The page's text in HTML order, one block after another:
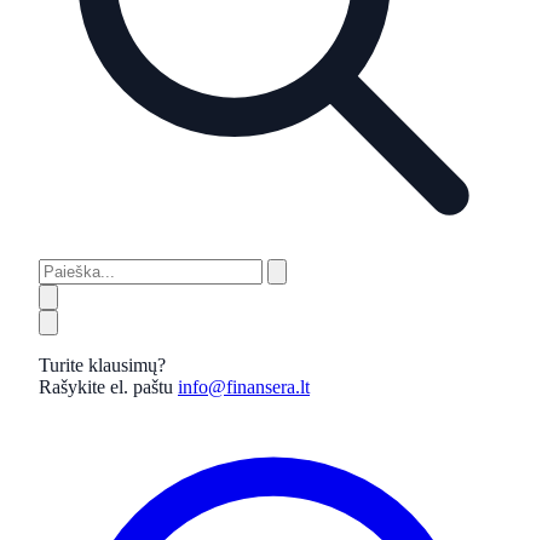
Turite klausimų?
Rašykite el. paštu info@finansera.lt